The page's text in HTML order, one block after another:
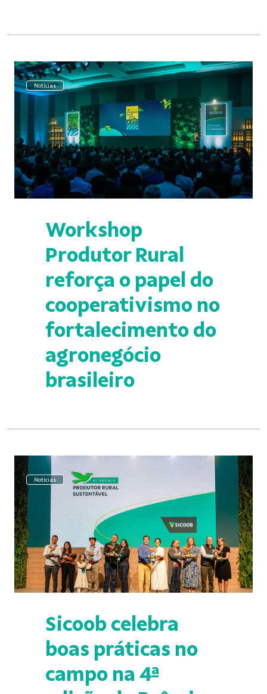
Notícias
Workshop
Produtor Rural
reforça o papel do
cooperativismo no
fortalecimento do
agronegócio
brasileiro
Notícias
Sicoob celebra
boas práticas no
campo na 4ª